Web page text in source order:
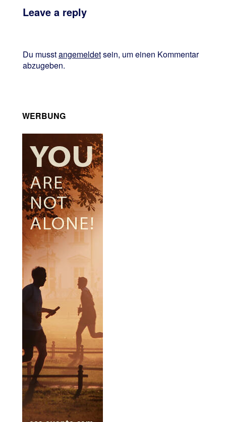
Leave a reply
Du musstangemeldetsein, um einen Kommentar
abzugeben.
WERBUNG